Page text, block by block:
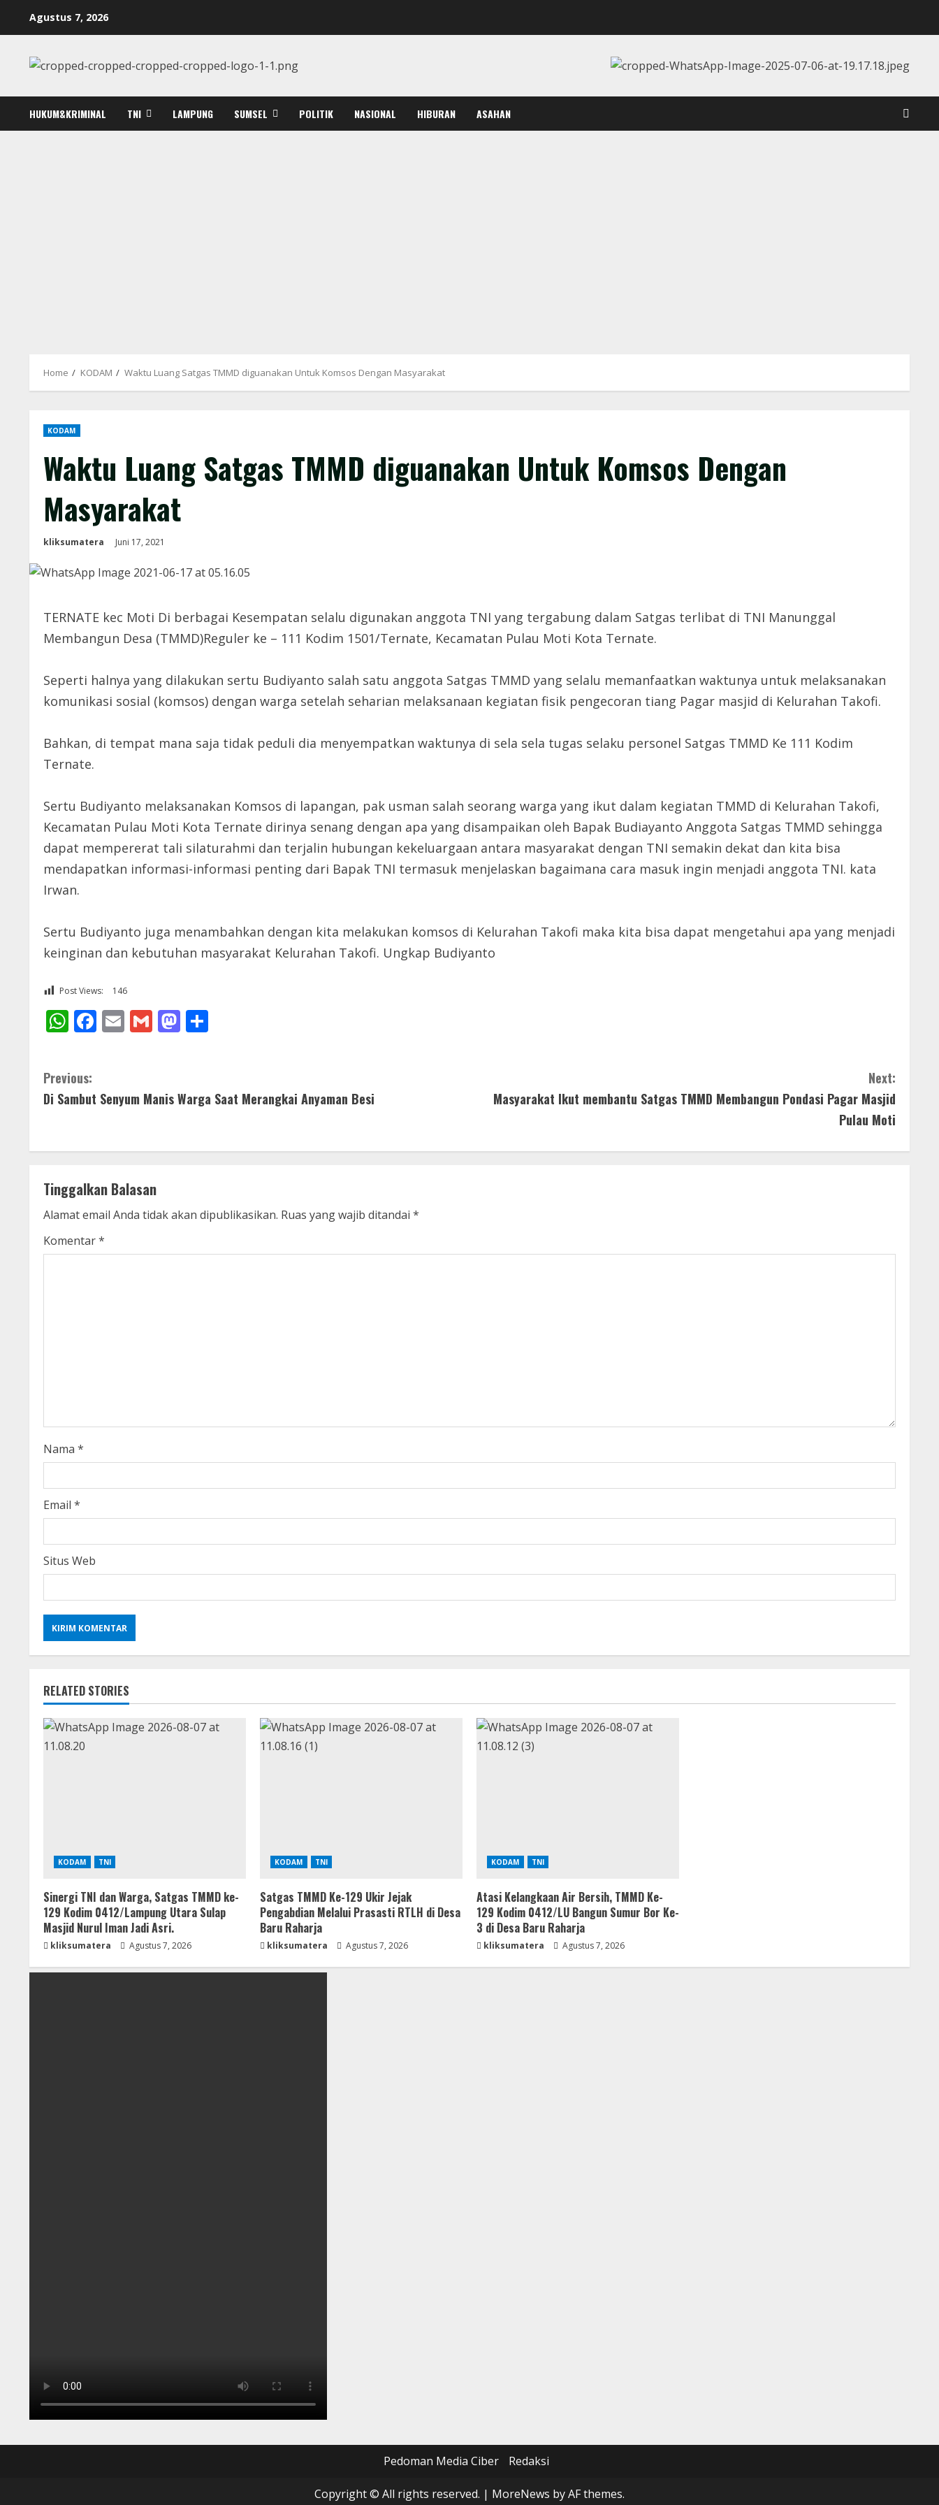
Agustus 7, 2026
HUKUM&KRIMINAL TNI LAMPUNG SUMSEL POLITIK NASIONAL HIBURAN ASAHAN
Home KODAM Waktu Luang Satgas TMMD diguanakan Untuk Komsos Dengan Masyarakat
KODAM
Waktu Luang Satgas TMMD diguanakan Untuk Komsos Dengan
Masyarakat
kliksumatera Juni 17, 2021
TERNATE kec Moti Di berbagai Kesempatan selalu digunakan anggota TNI yang tergabung dalam Satgas terlibat di TNI Manunggal
Membangun Desa (TMMD)Reguler ke – 111 Kodim 1501/Ternate, Kecamatan Pulau Moti Kota Ternate.
Seperti halnya yang dilakukan sertu Budiyanto salah satu anggota Satgas TMMD yang selalu memanfaatkan waktunya untuk melaksanakan
komunikasi sosial (komsos) dengan warga setelah seharian melaksanaan kegiatan fisik pengecoran tiang Pagar masjid di Kelurahan Takofi.
Bahkan, di tempat mana saja tidak peduli dia menyempatkan waktunya di sela sela tugas selaku personel Satgas TMMD Ke 111 Kodim
Ternate.
Sertu Budiyanto melaksanakan Komsos di lapangan, pak usman salah seorang warga yang ikut dalam kegiatan TMMD di Kelurahan Takofi,
Kecamatan Pulau Moti Kota Ternate dirinya senang dengan apa yang disampaikan oleh Bapak Budiayanto Anggota Satgas TMMD sehingga
dapat mempererat tali silaturahmi dan terjalin hubungan kekeluargaan antara masyarakat dengan TNI semakin dekat dan kita bisa
mendapatkan informasi-informasi penting dari Bapak TNI termasuk menjelaskan bagaimana cara masuk ingin menjadi anggota TNI. kata
Irwan.
Sertu Budiyanto juga menambahkan dengan kita melakukan komsos di Kelurahan Takofi maka kita bisa dapat mengetahui apa yang menjadi
keinginan dan kebutuhan masyarakat Kelurahan Takofi. Ungkap Budiyanto
Post Views: 146
WhatsApp
Facebook
EmailGmailMastodon
C
o
i
n
u
i
n
g
Previous:
Di Sambut Senyum Manis Warga Saat Merangkai Anyaman Besi
Next:
Masyarakat Ikut membantu Satgas TMMD Membangun Pondasi Pagar Masjid
Pulau Moti
Tinggalkan Balasan
Alamat email Anda tidak akan dipublikasikan. Ruas yang wajib ditandai *
Komentar*
Nama *
Email *
Situs Web
RELATED STORIES
KODAM TNI
Sinergi TNI dan Warga, Satgas TMMD ke-
129 Kodim 0412/Lampung Utara Sulap
Masjid Nurul Iman Jadi Asri.
kliksumatera Agustus 7, 2026
KODAM TNI
Satgas TMMD Ke-129 Ukir Jejak
Pengabdian Melalui Prasasti RTLH di Desa
Baru Raharja
kliksumatera Agustus 7, 2026
KODAM TNI
Atasi Kelangkaan Air Bersih, TMMD Ke-
129 Kodim 0412/LU Bangun Sumur Bor Ke-
3 di Desa Baru Raharja
kliksumatera Agustus 7, 2026
Pedoman Media Ciber Redaksi
Copyright © All rights reserved. | MoreNews by AF themes.